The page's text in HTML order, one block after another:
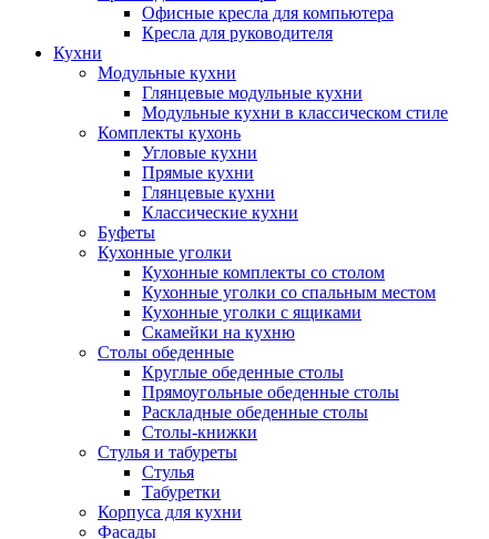
Офисные кресла для компьютера
Кресла для руководителя
Кухни
Модульные кухни
Глянцевые модульные кухни
Модульные кухни в классическом стиле
Комплекты кухонь
Угловые кухни
Прямые кухни
Глянцевые кухни
Классические кухни
Буфеты
Кухонные уголки
Кухонные комплекты со столом
Кухонные уголки со спальным местом
Кухонные уголки с ящиками
Скамейки на кухню
Столы обеденные
Круглые обеденные столы
Прямоугольные обеденные столы
Раскладные обеденные столы
Столы-книжки
Стулья и табуреты
Стулья
Табуретки
Корпуса для кухни
Фасады